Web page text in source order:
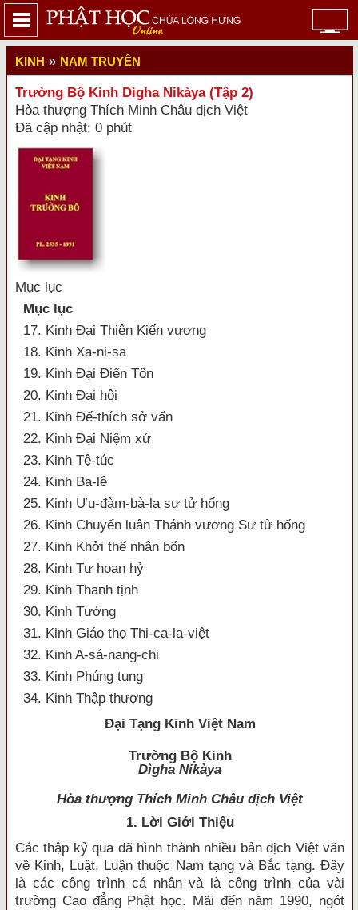
KINH » NAM TRUYỀN
Trường Bộ Kinh Dìgha Nikàya (Tập 2)
Hòa thượng Thích Minh Châu dịch Việt
Đã cập nhật: 0 phút
Mục lục
Mục lục
17. Kinh Ðại Thiện Kiến vương
18. Kinh Xa-ni-sa
19. Kinh Ðại Ðiển Tôn
20. Kinh Ðại hội
21. Kinh Ðế-thích sở vấn
22. Kinh Ðại Niệm xứ
23. Kinh Tệ-túc
24. Kinh Ba-lê
25. Kinh Ưu-đàm-bà-la sư tử hống
26. Kinh Chuyển luân Thánh vương Sư tử hống
27. Kinh Khởi thế nhân bổn
28. Kinh Tự hoan hỷ
29. Kinh Thanh tịnh
30. Kinh Tướng
31. Kinh Giáo thọ Thi-ca-la-việt
32. Kinh A-sá-nang-chi
33. Kinh Phúng tụng
34. Kinh Thập thượng
Ðại Tạng Kinh Việt Nam
Trường Bộ Kinh
Dìgha Nikàya
Hòa thượng Thích Minh Châu dịch Việt
1. Lời Giới Thiệu
Các thập kỷ qua đã hình thành nhiều bản dịch Việt văn
về Kinh, Luật, Luận thuộc Nam tạng và Bắc tạng. Đây
là các công trình cá nhân và là công trình của vài
trường Cao đẳng Phật học. Mãi đến năm 1990, ngót